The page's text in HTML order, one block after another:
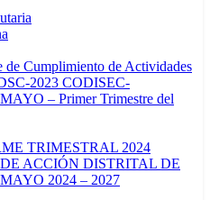
de Cumplimiento de Actividades
2023 CODISEC-
– Primer Trimestre del
TRIMESTRAL 2024
ACCIÓN DISTRITAL DE
2024 – 2027